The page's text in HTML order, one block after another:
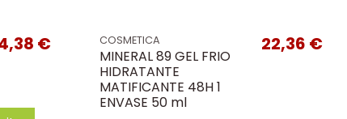
€ COSMETICA
MINERAL 89 GEL FRIO
HIDRATANTE
MATIFICANTE 48H 1
ENVASE 50 ml
22,36 €